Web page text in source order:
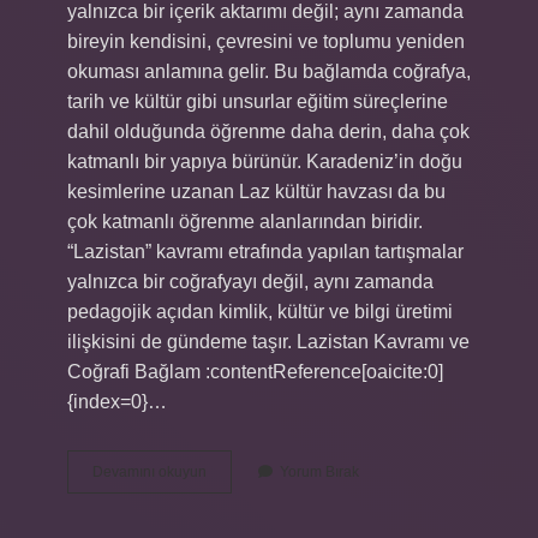
yalnızca bir içerik aktarımı değil; aynı zamanda
bireyin kendisini, çevresini ve toplumu yeniden
okuması anlamına gelir. Bu bağlamda coğrafya,
tarih ve kültür gibi unsurlar eğitim süreçlerine
dahil olduğunda öğrenme daha derin, daha çok
katmanlı bir yapıya bürünür. Karadeniz’in doğu
kesimlerine uzanan Laz kültür havzası da bu
çok katmanlı öğrenme alanlarından biridir.
“Lazistan” kavramı etrafında yapılan tartışmalar
yalnızca bir coğrafyayı değil, aynı zamanda
pedagojik açıdan kimlik, kültür ve bilgi üretimi
ilişkisini de gündeme taşır. Lazistan Kavramı ve
Coğrafi Bağlam :contentReference[oaicite:0]
{index=0}…